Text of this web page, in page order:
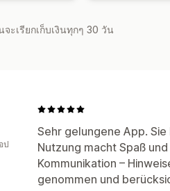
ะเรียกเก็บเงินทุกๆ 30 วัน
Sehr gelungene App.
Nutzung macht Spaß
Kommunikation –
genommen und
ป